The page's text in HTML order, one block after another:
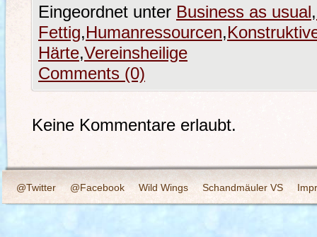
Eingeordnet unter Business as usual,
Fettig,Humanressourcen,
Härte,Vereinsheilige
Comments (0)
Keine Kommentare erlaubt.
@Twitter @Facebook Wild Wings Schandmäuler VS